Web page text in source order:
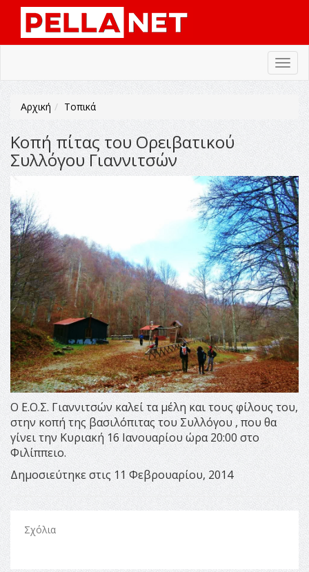
Αρχική Τοπικά
Kοπή πίτας του Ορειβατικού
Συλλόγου Γιαννιτσών
Ο Ε.Ο.Σ. Γιαννιτσών καλεί τα μέλη και τους φίλους του,
στην κοπή της βασιλόπιτας του Συλλόγου , που θα
γίνει την Κυριακή 16 Ιανουαρίου ώρα 20:00 στο
Φιλίππειο.
Δημοσιεύτηκε στις 11 Φεβρουαρίου, 2014
Σχόλια